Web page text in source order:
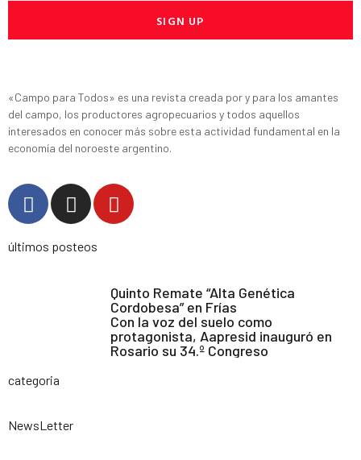
SIGN UP
«Campo para Todos» es una revista creada por y para los amantes
del campo, los productores agropecuarios y todos aquellos
interesados en conocer más sobre esta actividad fundamental en la
economía del noroeste argentino.
últimos posteos
Quinto Remate “Alta Genética
Cordobesa” en Frías
Con la voz del suelo como
protagonista, Aapresid inauguró en
Rosario su 34.º Congreso
categoria
NewsLetter